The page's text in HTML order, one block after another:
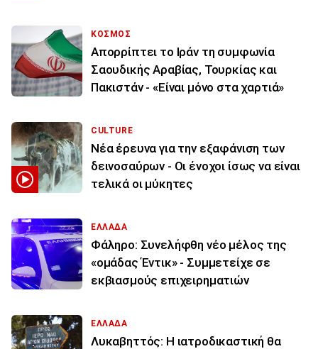
ΚΟΣΜΟΣ
Απορρίπτει το Ιράν τη συμφωνία
Σαουδικής Αραβίας, Τουρκίας και
Πακιστάν - «Είναι μόνο στα χαρτιά»
CULTURE
Νέα έρευνα για την εξαφάνιση των
δεινοσαύρων - Οι ένοχοι ίσως να είναι
τελικά οι μύκητες
ΕΛΛΑΔΑ
Φάληρο: Συνελήφθη νέο μέλος της
«ομάδας Έντικ» - Συμμετείχε σε
εκβιασμούς επιχειρηματιών
ΕΛΛΑΔΑ
Λυκαβηττός: Η ιατροδικαστική θα